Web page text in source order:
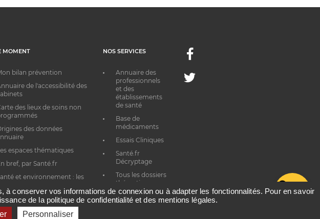
MOMENT
bilan prévention
de l'accessibilité des
des lieux de soins non
des données
espaces thématiques
bref, par Santé.fr
et environnement : les
NOS SERVICES
Annuaire des
professionnels
et des
établissements
de santé
Base de
médicaments
Essais Cliniques
Santé.fr
Décryptage
Tous les dossiers
thématiques
Facebook
Twitter
conserver vos informations de connexion ou à adapter les fonctionnalités. Pour en savoir
de la politique de confidentialité et des mentions légales.
Personnaliser